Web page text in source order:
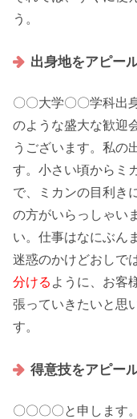
う。
出身地をアピー
〇〇大学〇〇学科出
のような盛大な歓迎
うございます。私の
す。小さい頃から ミ
で、
ミカンの目利き
の方がいらっしゃい
い。仕事はなにぶん
迷惑のかけどおしで
分ける ように、お客
張っていきたいと思
す。
得意技をアピー
〇〇〇〇と申します